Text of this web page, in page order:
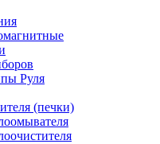
Руля
(печки)